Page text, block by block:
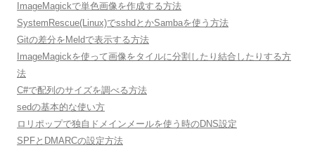
ImageMagickで単色画像を作成する方法
SystemRescue(Linux)でsshdとかSambaを使う方法
Gitの差分をMeldで表示する方法
ImageMagickを使って画像をタイルに分割したり結合したりする方
法
C#で配列のサイズを調べる方法
sedの基本的な使い方
ロリポップで独自ドメインメールを使う時のDNS設定
SPFとDMARCの設定方法